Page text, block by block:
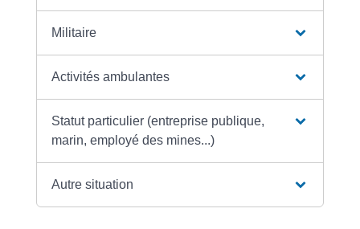
Militaire
Activités ambulantes
Statut particulier (entreprise publique,
marin, employé des mines...)
Autre situation